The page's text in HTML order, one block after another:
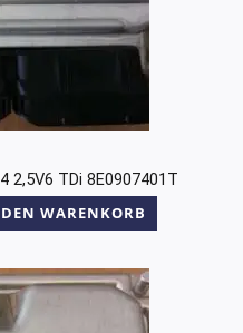
TDi 8E0907401T
WARENKORB